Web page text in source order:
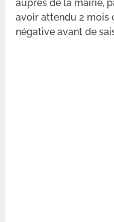
auprès de la mairie,
avoir attendu 2 mois
négative avant de